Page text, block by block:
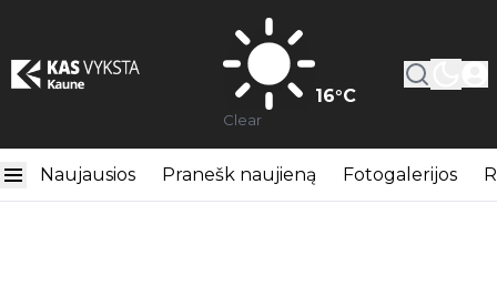
16°C
Clear
Naujausios Pranešk naujieną Fotogalerijos